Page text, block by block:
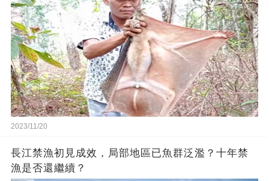
2023/11/20
長江禁漁初見成效，局部地區已魚群泛濫？十年禁
漁是否還繼續？